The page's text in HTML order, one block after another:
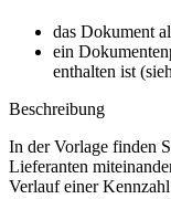
das Dokument
ein
enthalten ist
Beschreibung
In der Vorlage finden
Lieferanten
Verlauf einer